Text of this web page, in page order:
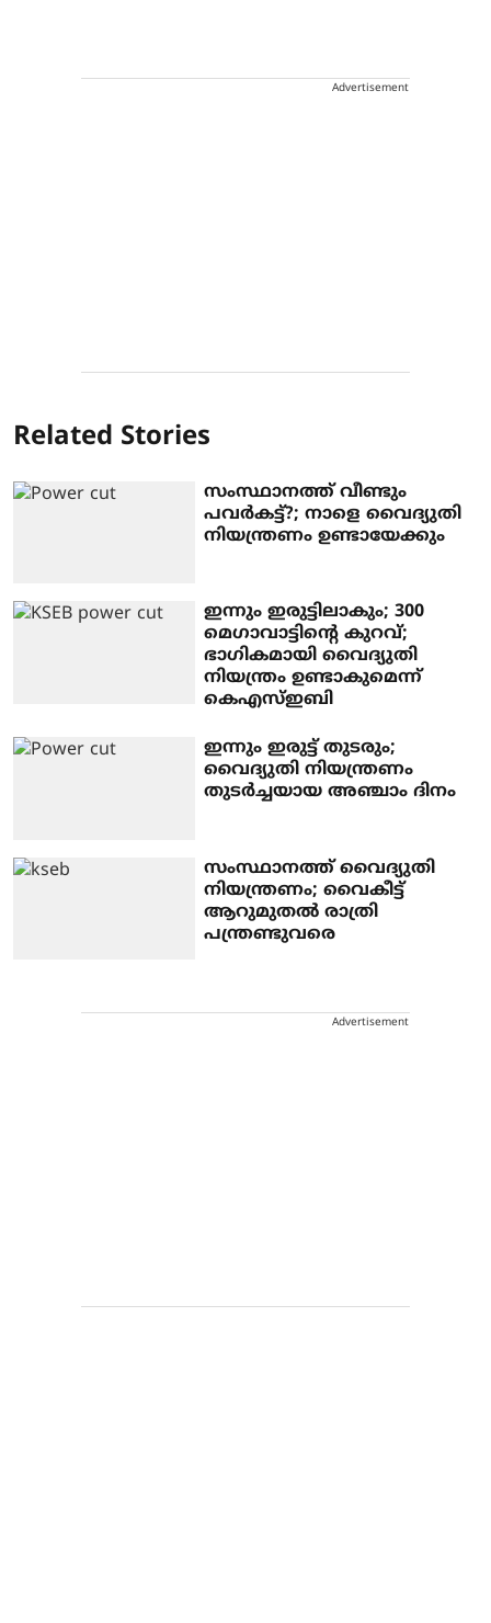
Advertisement
Related Stories
സംസ്ഥാനത്ത് വീണ്ടും
പവര്‍കട്ട്?; നാളെ വൈദ്യുതി
നിയന്ത്രണം ഉണ്ടായേക്കും
ഇന്നും ഇരുട്ടിലാകും; 300
മെഗാവാട്ടിന്റെ കുറവ്;
ഭാഗികമായി വൈദ്യുതി
നിയന്ത്രം ഉണ്ടാകുമെന്ന്
കെഎസ്ഇബി
ഇന്നും ഇരുട്ട് തുടരും;
വൈദ്യുതി നിയന്ത്രണം
തുടർച്ചയായ അഞ്ചാം ദിനം
സംസ്ഥാനത്ത് വൈദ്യുതി
നിയന്ത്രണം; വൈകീട്ട്
ആറുമുതല്‍ രാത്രി
പന്ത്രണ്ടുവരെ
Advertisement